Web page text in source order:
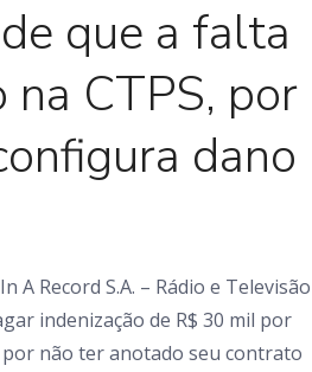
que a falta
CTPS, por
dano
A Record S.A. – Rádio e Televisão
indenização de R$ 30 mil por
não ter anotado seu contrato